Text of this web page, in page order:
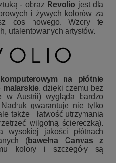
- obraz Revolio jest dla
i żywych kolorów za
cos nowego. Wzory te
utalentowanych artystów.
na płótnie
malarskie, dzięki czemu bez
w Austrii) wygląda bardzo
gwarantuje nie tylko
także i łatwość utrzymania
wilgotną ściereczką).
wysokiej jakości płótnach
(bawełna Canvas z
kolory i szczegóły są